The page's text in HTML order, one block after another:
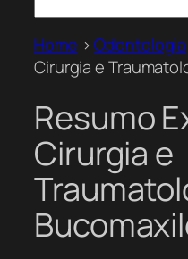
Home >Odontologia
Cirurgia e
Resumo
Cirurgia e